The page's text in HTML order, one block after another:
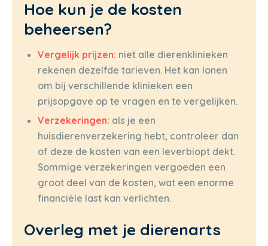
Hoe kun je de kosten
beheersen?
Vergelijk prijzen: niet alle dierenklinieken
rekenen dezelfde tarieven. Het kan lonen
om bij verschillende klinieken een
prijsopgave op te vragen en te vergelijken.
Verzekeringen: als je een
huisdierenverzekering hebt, controleer dan
of deze de kosten van een leverbiopt dekt.
Sommige verzekeringen vergoeden een
groot deel van de kosten, wat een enorme
financiële last kan verlichten.
Overleg met je dierenarts